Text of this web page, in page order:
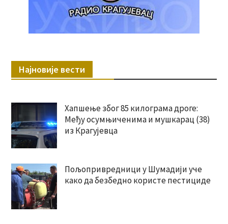
Најновије вести
Хапшење због 85 килограма дроге:
Међу осумњиченима и мушкарац (38)
из Крагујевца
Пољопривредници у Шумадији уче
како да безбедно користе пестициде